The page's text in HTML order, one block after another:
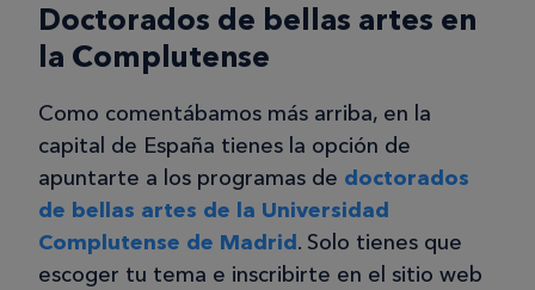
Doctorados de bellas artes en
la Complutense
Como comentábamos más arriba, en la
capital de España tienes la opción de
apuntarte a los programas de doctorados
de bellas artes de la Universidad
Complutense de Madrid. Solo tienes que
escoger tu tema e inscribirte en el sitio web